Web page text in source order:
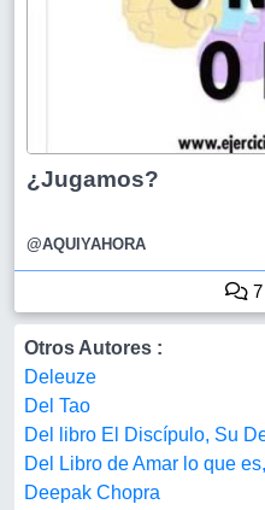
¿Jugamos?
@AQUIYAHORA
7
Otros Autores :
Deleuze
Del Tao
Del libro El Discípulo, Su
Del Libro de Amar lo que
Deepak Chopra